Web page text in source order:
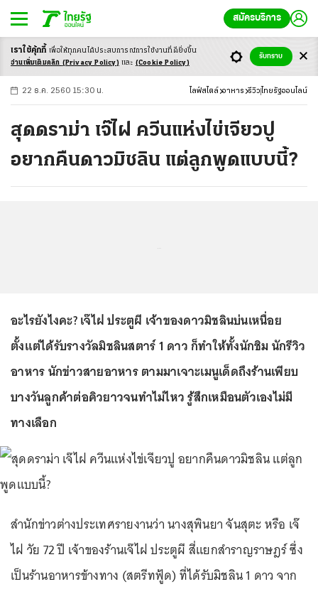
สมัครบริการ
-ก ก ก+
22 ธ.ค. 2560 15:30 น. ไลฟ์สไตล์ อาหาร รีวิว ไทยรัฐออนไลน์
สุดดราม่า เจ๊ไฝ ควีนแห่งไข่เจียวปู
อยากคืนดาวมิชลิน แต่ลูกพูดแบบนี้?
อะไรยังไงคะ? เจ๊ไฝ ประตูผี เจ้าของดาวมิชลินบ่นเหนื่อย
ตั้งแต่ได้รับรางวัลมิชลินสตาร์ 1 ดาว ก็ทำให้ทั้งนักชิม นักรีวิว
อาหาร นักข่าวสายอาหาร ตามมาเจาะเมนูเด็ดถึงร้านเพียบ
บางวันลูกค้าต่อคิวยาวจนทำไม่ไหว รู้สึกเหมือนตัวเองไม่มี
ทางเลือก
สำนักข่าวต่างประเทศรายงานว่า นางสุพินยา จันสุตะ หรือ เจ๊
ไฝ วัย 72 ปี เจ้าของร้านเจ๊ไฝ ประตูผี สี่แยกสำราญราษฎร์ ซึ่ง
เป็นร้านอาหารข้างทาง (สตรีทฟู้ด) ที่ได้รับมิชลิน 1 ดาว จาก
เราใช้คุ้กกี้ เพื่อให้ทุกคนได้ประสบการณ์การใช้งานที่ดียิ่งขึ้น
อ่านเพิ่มเติมคลิก (Privacy Policy) และ (Cookie Policy)
รับทราบ